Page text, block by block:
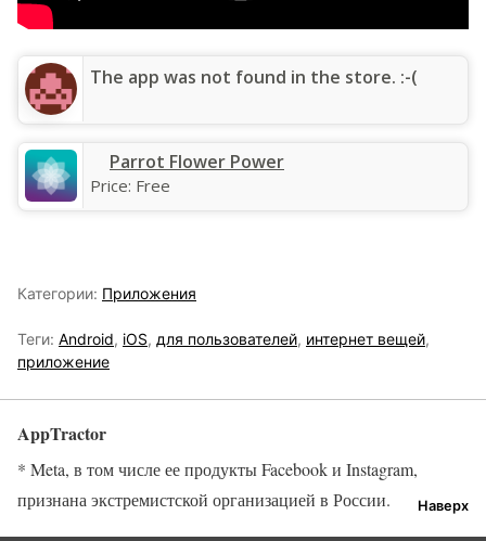
The app was not found in the store. :-(
‎Parrot Flower Power
Price: Free
Категории: Приложения
Теги: Android, iOS, для пользователей, интернет вещей,
приложение
AppTractor
Наверх
* Meta, в том числе ее продукты Facebook и Instagram,
признана экстремистской организацией в России.